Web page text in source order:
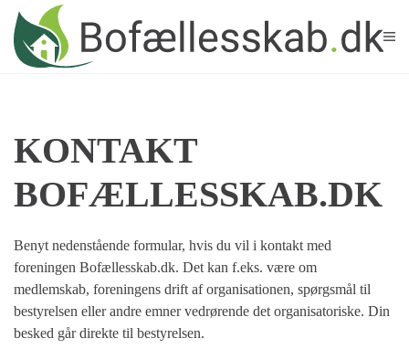
Skip to main content
KONTAKT
BOFÆLLESSKAB.DK
Benyt nedenstående formular, hvis du vil i kontakt med
foreningen Bofællesskab.dk. Det kan f.eks. være om
medlemskab, foreningens drift af organisationen, spørgsmål til
bestyrelsen eller andre emner vedrørende det organisatoriske. Din
besked går direkte til bestyrelsen.